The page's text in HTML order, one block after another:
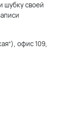
шубку своей
офис 109,